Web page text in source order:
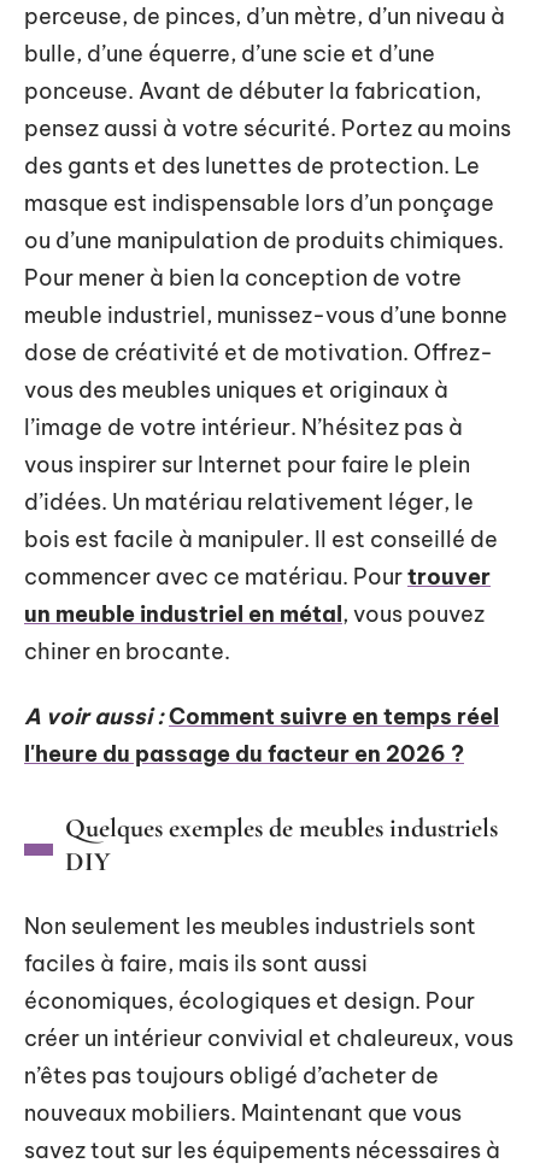
perceuse, de pinces, d’un mètre, d’un niveau à
bulle, d’une équerre, d’une scie et d’une
ponceuse. Avant de débuter la fabrication,
pensez aussi à votre sécurité. Portez au moins
des gants et des lunettes de protection. Le
masque est indispensable lors d’un ponçage
ou d’une manipulation de produits chimiques.
Pour mener à bien la conception de votre
meuble industriel, munissez-vous d’une bonne
dose de créativité et de motivation. Offrez-
vous des meubles uniques et originaux à
l’image de votre intérieur. N’hésitez pas à
vous inspirer sur Internet pour faire le plein
d’idées. Un matériau relativement léger, le
bois est facile à manipuler. Il est conseillé de
commencer avec ce matériau. Pourtrouver
un meuble industriel en métal, vous pouvez
chiner en brocante.
A voir aussi :Comment suivre en temps réel
l'heure du passage du facteur en 2026 ?
Quelques exemples de meubles industriels
DIY
Non seulement les meubles industriels sont
faciles à faire, mais ils sont aussi
économiques, écologiques et design. Pour
créer un intérieur convivial et chaleureux, vous
n’êtes pas toujours obligé d’acheter de
nouveaux mobiliers. Maintenant que vous
savez tout sur les équipements nécessaires à